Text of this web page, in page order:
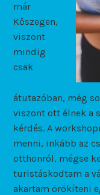
már
Kőszegen,
viszont
mindig
csak
átutazóban, még
viszont ott élnek a
kérdés. A
menni, inkább az
otthonról, mégse
turistáskodtam a
akartam örökíteni